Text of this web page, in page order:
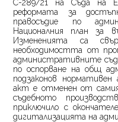
С-289/21 на Съда на
реформата за
правосъдие по
Националния план за
Измененията са
необходимостта от
административните
по оспорване на общ
подзаконов
акт е отменен от
съдебното
приключило с
дигитализацията на